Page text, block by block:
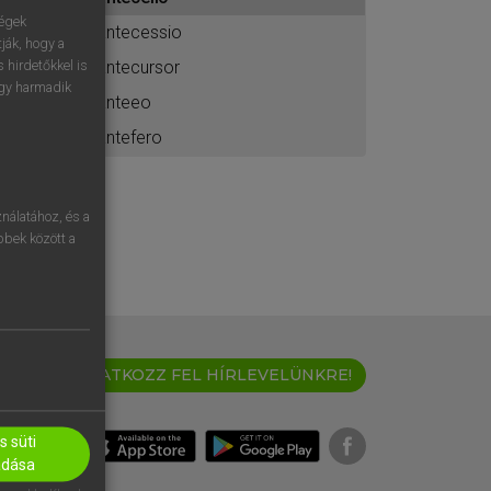
antecessio
antecursor
anteeo
antefero
IRATKOZZ FEL HÍRLEVELÜNKRE!
hogy a
hirdetőkkel is
harmadik
és a
között a
süti